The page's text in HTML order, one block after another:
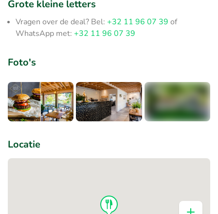
Grote kleine letters
Vragen over de deal? Bel: +32 11 96 07 39 of
WhatsApp met: +32 11 96 07 39
Foto's
Locatie